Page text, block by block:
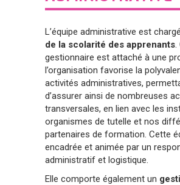
L’équipe administrative est
de la scolarité des apprenants.
gestionnaire est attaché à une
l’organisation favorise la
activités administratives,
d’assurer ainsi de nombreuses
transversales, en lien avec les
organismes de tutelle et nos
partenaires de formation. Cette
encadrée et animée par un
administratif et logistique.
Elle comporte également un